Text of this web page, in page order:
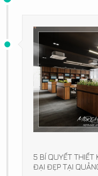
5 BÍ QUYẾT THIẾT
ĐẠI ĐẸP TẠI